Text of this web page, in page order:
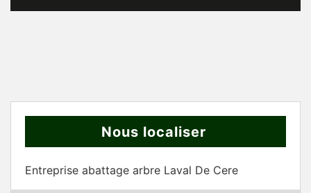
Nous localiser
Entreprise abattage arbre Laval De Cere